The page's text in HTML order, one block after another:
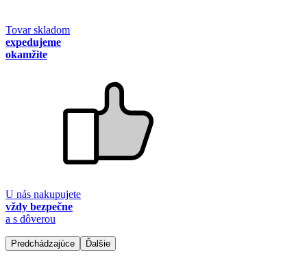
Tovar skladom
expedujeme
okamžite
U nás nakupujete
vždy bezpečne
a s dôverou
Predchádzajúce Ďalšie